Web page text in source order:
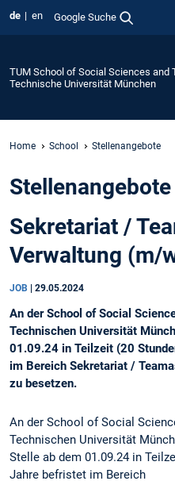
de en Google Suche
TUM School of Social Sciences and
Technische Universität München
Home School Stellenangebote
Stellenangebote
Sekretariat /
Verwaltung (m/
JOB 29.05.2024
An der School of Social
Technischen Universität
01.09.24 in Teilzeit (20
im Bereich Sekretariat /
zu besetzen.
An der School of Social
Technischen Universität
Stelle ab dem 01.09.24 in
Jahre befristet im Bereich